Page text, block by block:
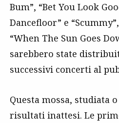
Bum”, “Bet You Look
Dancefloor” e
“When The Sun Goes
sarebbero state
successivi concerti al
Questa mossa, studiata
risultati inattesi. Le